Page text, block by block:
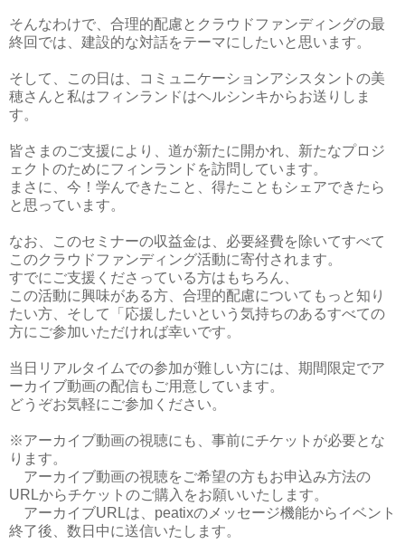
そんなわけで、合理的配慮とクラウドファンディングの最
終回では、建設的な対話をテーマにしたいと思います。
そして、この日は、コミュニケーションアシスタントの美
穂さんと私はフィンランドはヘルシンキからお送りしま
す。
皆さまのご支援により、道が新たに開かれ、新たなプロジ
ェクトのためにフィンランドを訪問しています。
まさに、今！学んできたこと、得たこともシェアできたら
と思っています。
なお、このセミナーの収益金は、必要経費を除いてすべて
このクラウドファンディング活動に寄付されます。
すでにご支援くださっている方はもちろん、
この活動に興味がある方、合理的配慮についてもっと知り
たい方、そして「応援したいという気持ちのあるすべての
方にご参加いただければ幸いです。
当日リアルタイムでの参加が難しい方には、期間限定でア
ーカイブ動画の配信もご用意しています。
どうぞお気軽にご参加ください。
※アーカイブ動画の視聴にも、事前にチケットが必要とな
ります。
アーカイブ動画の視聴をご希望の方もお申込み方法の
URLからチケットのご購入をお願いいたします。
アーカイブURLは、peatixのメッセージ機能からイベント
終了後、数日中に送信いたします。